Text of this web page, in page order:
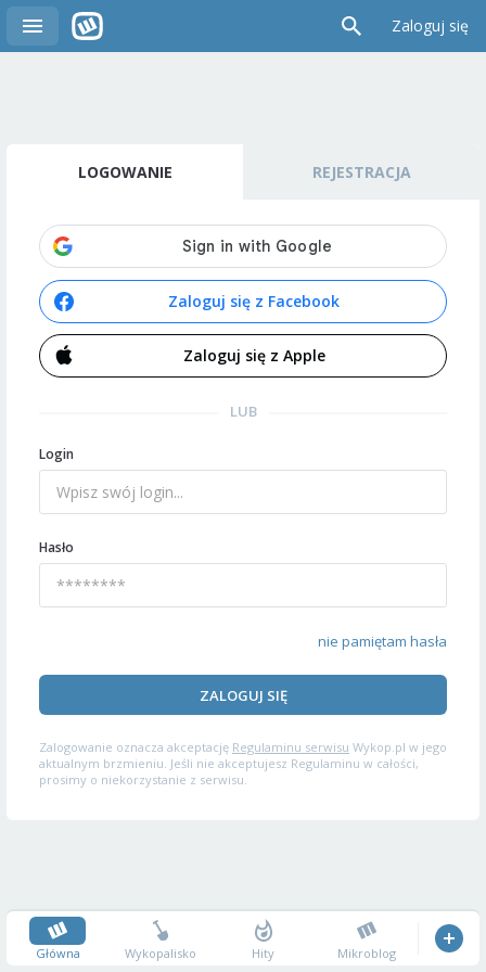
Zaloguj się
LOGOWANIE REJESTRACJA
Zaloguj się z Facebook
Zaloguj się z Apple
LUB
Login
Hasło
nie pamiętam hasła
ZALOGUJ SIĘ
Zalogowanie oznacza akceptację Regulaminu serwisu Wykop.pl w jego
aktualnym brzmieniu. Jeśli nie akceptujesz Regulaminu w całości,
prosimy o niekorzystanie z serwisu.
Główna Wykopalisko Hity Mikroblog